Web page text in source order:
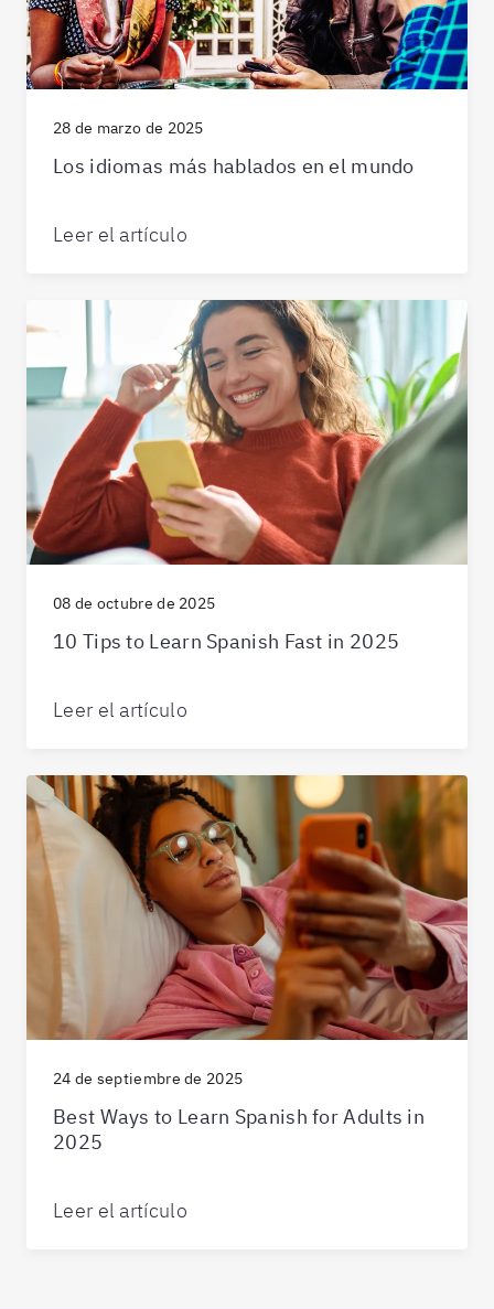
28 de marzo de 2025
Los idiomas más hablados en el mundo
Leer el artículo
08 de octubre de 2025
10 Tips to Learn Spanish Fast in 2025
Leer el artículo
24 de septiembre de 2025
Best Ways to Learn Spanish for Adults in
2025
Leer el artículo